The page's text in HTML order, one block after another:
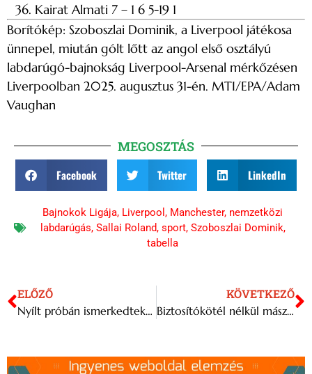
Kairat Almati 7 – 1 6 5-19 1
Borítókép: Szoboszlai Dominik, a Liverpool játékosa
ünnepel, miután gólt lőtt az angol első osztályú
labdarúgó-bajnokság Liverpool-Arsenal mérkőzésen
Liverpoolban 2025. augusztus 31-én. MTI/EPA/Adam
Vaughan
MEGOSZTÁS
Facebook Twitter LinkedIn
Bajnokok Ligája, Liverpool , Manchester, nemzetközi
labdarúgás, Sallai Roland, sport, Szoboszlai Dominik,
tabella
ELŐZŐ
Nyílt próbán ismerkedtek a nézők a miskolci színház Bohémélet előadásával
KÖVETKEZŐ
Biztosítókötél nélkül mászta meg a felhőkarcolót Tajvanon az extrém sportoló